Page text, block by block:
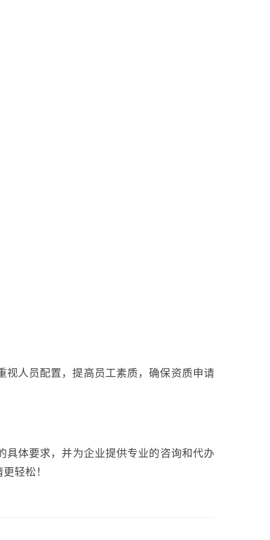
人员配置，提高员工素质，确保资质申请
体要求，并为企业提供专业的咨询和代办
轻松！